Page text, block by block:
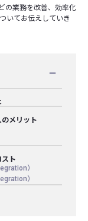
の業務を改善、効率化
いてお伝えしていき
メリット
ト
）
）